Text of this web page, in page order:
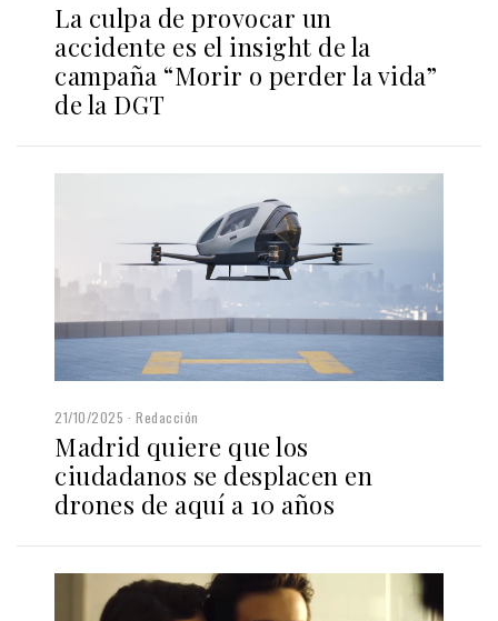
La culpa de provocar un
accidente es el insight de la
campaña “Morir o perder la vida”
de la DGT
21/10/2025 Redacción
Madrid quiere que los
ciudadanos se desplacen en
drones de aquí a 10 años